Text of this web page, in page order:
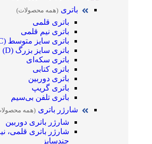
باتری (همه محصولات)
باتری قلمی
باتری نیم قلمی
باتری سایز متوسط (C)
باتری سایز بزرگ (D)
باتری سکه‌ای
باتری کتابی
باتری دوربین
باتری گریپ
باتری تلفن بی‌سیم
شارژر باتری (همه
شارژر باتری دوربین
شارژر باتری قلمی،
چندسایز